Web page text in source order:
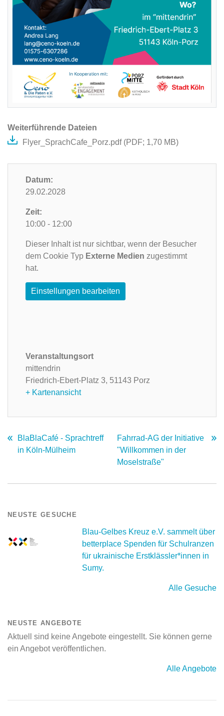
Weiterführende Dateien
Flyer_SprachCafe_Porz.pdf (PDF; 1,70 MB)
Datum:
29.02.2028
Zeit:
10:00 - 12:00
Dieser Inhalt ist nur sichtbar, wenn der Besucher
dem Cookie Typ Externe Medien zugestimmt
hat.
Einstellungen bearbeiten
Veranstaltungsort
mittendrin
Friedrich-Ebert-Platz 3, 51143 Porz
+ Kartenansicht
BlaBlaCafé - Sprachtreff
in Köln-Mülheim
Fahrrad-AG der Initiative
"Willkommen in der
Moselstraße"
NEUSTE GESUCHE
Blau-Gelbes Kreuz e.V. sammelt über
betterplace Spenden für Schulranzen
für ukrainische Erstklässler*innen in
Sumy.
Alle Gesuche
NEUSTE ANGEBOTE
Aktuell sind keine Angebote eingestellt. Sie können gerne
ein Angebot veröffentlichen.
Alle Angebote